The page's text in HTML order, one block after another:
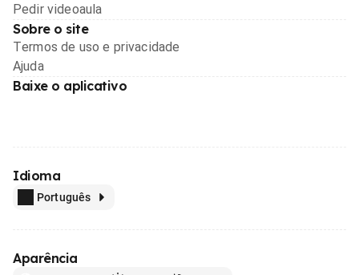
Pedir videoaula
Sobre o site
Termos de uso e privacidade
Ajuda
Baixe o aplicativo
Idioma
Português
Aparência